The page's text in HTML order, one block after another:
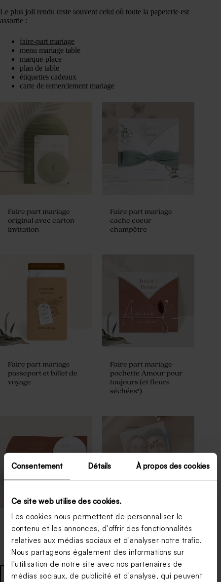
Consentement Détails À propos des cookies
Ce site web utilise des cookies.
Les cookies nous permettent de personnaliser le
contenu et les annonces, d'offrir des fonctionnalités
relatives aux médias sociaux et d'analyser notre trafic.
Nous partageons également des informations sur
l'utilisation de notre site avec nos partenaires de
médias sociaux, de publicité et d'analyse, qui peuvent
Le plus joli rendu reste souvent celui où toute la papeterie est
assortie :
faire-part mariage
menu mariage table
marque-place
plan de table
étiquettes cadeaux
carte de remerciement mariage
Faire part mariage
original avec carton
invitation
Faire part mariage
cache coeur
champêtre
Faire part mariage
passeport et billet de
voyage
Faire part mariage
pochette Amour pour
toujours (et fleurs
séchées*)
Faire part mariage
Faire part mariage
Tous les faire part